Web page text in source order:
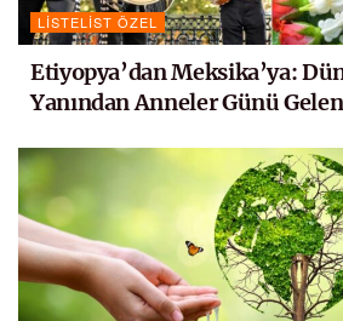
LISTELIST ÖZEL
Etiyopya’dan Meksika’ya:
Yanından Anneler Günü